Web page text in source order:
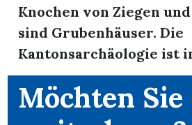
Knochen von Ziegen
sind Grubenhäuser. Die
Kantonsarchäologie ist
Möchten Sie